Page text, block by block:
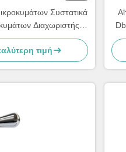
Συστατικά
Διαχωριστής
διαίρεσης
τιμή